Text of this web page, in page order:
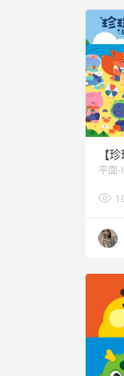
平面-